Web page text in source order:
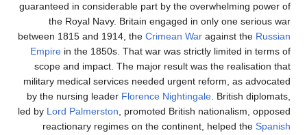
guaranteed in considerable part by the overwhelming power of
the Royal Navy. Britain engaged in only one serious war
between 1815 and 1914, the Crimean War against the Russian
Empire in the 1850s. That war was strictly limited in terms of
scope and impact. The major result was the realisation that
military medical services needed urgent reform, as advocated
by the nursing leader Florence Nightingale. British diplomats,
led by Lord Palmerston, promoted British nationalism, opposed
reactionary regimes on the continent, helped the Spanish